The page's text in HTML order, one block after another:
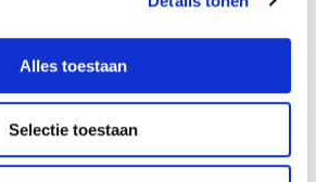
Alles toestaan
Selectie toestaan